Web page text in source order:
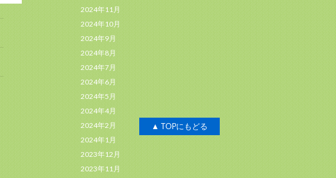
2024年11月
2024年10月
2024年9月
2024年8月
2024年7月
2024年6月
2024年5月
2024年4月
2024年2月
2024年1月
2023年12月
2023年11月
▲ TOPにもどる